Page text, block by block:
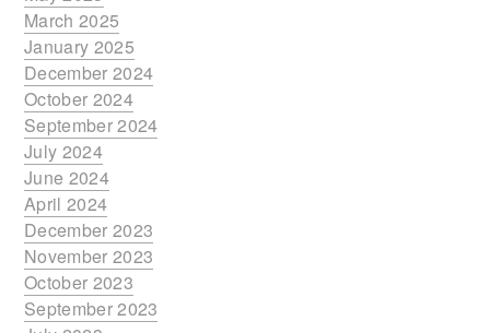
March 2025
January 2025
December 2024
October 2024
September 2024
July 2024
June 2024
April 2024
December 2023
November 2023
October 2023
September 2023